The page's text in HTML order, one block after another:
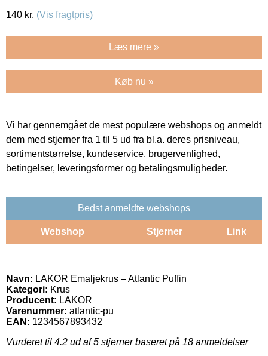
140 kr. (Vis fragtpris)
Læs mere »
Køb nu »
Vi har gennemgået de mest populære webshops og anmeldt
dem med stjerner fra 1 til 5 ud fra bl.a. deres prisniveau,
sortimentstørrelse, kundeservice, brugervenlighed,
betingelser, leveringsformer og betalingsmuligheder.
Bedst anmeldte webshops
Webshop Stjerner Link
Navn: LAKOR Emaljekrus – Atlantic Puffin
Kategori: Krus
Producent: LAKOR
Varenummer: atlantic-pu
EAN: 1234567893432
Vurderet til 4.2 ud af 5 stjerner baseret på 18 anmeldelser